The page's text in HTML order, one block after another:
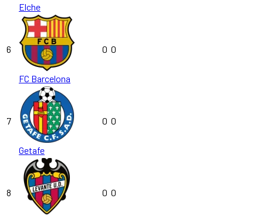
Elche
6
FC Barcelona
0 0
7
Getafe
0 0
8 0 0